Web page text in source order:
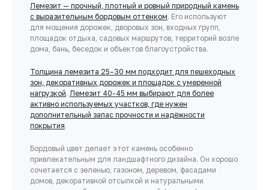
Лемезит — прочный, плотный и ровный природный камень
с выразительным бордовым оттенком. Его используют
для мощения дорожек, дворовых зон, входных групп,
площадок отдыха, садовых маршрутов, территорий возле
дома, бань, беседок и объектов благоустройства.
Толщина лемезита 25–30 мм подходит для пешеходных
зон, декоративных дорожек и площадок с умеренной
нагрузкой. Лемезит 40-45 мм выбирают для более
активно используемых участков, где нужен
дополнительный запас прочности и надёжности
покрытия.
Бордовый цвет делает этот камень особенно
привлекательным для ландшафтного дизайна. Он хорошо
сочетается с зеленью, газоном, деревом, фасадами
домов, декоративной отсыпкой и натуральными